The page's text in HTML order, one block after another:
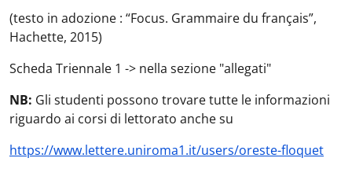
(testo in adozione : “Focus. Grammaire du français”,
Hachette, 2015)
Scheda Triennale 1 -> nella sezione "allegati"
NB: Gli studenti possono trovare tutte le informazioni
riguardo ai corsi di lettorato anche su
https://www.lettere.uniroma1.it/users/oreste-floquet